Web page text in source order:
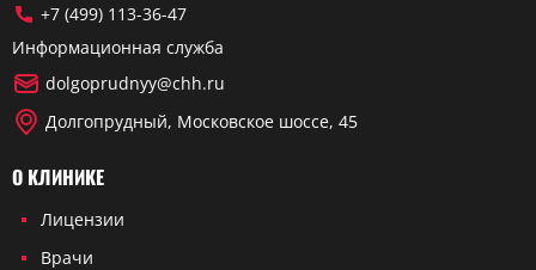
+7 (499) 113-36-47
Информационная служба
dolgoprudnyy@chh.ru
Долгопрудный, Московское шоссе, 45
О КЛИНИКЕ
Лицензии
Врачи